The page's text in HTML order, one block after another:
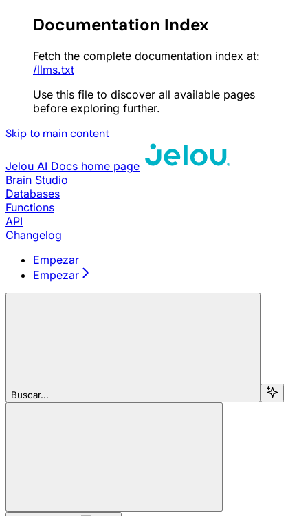
Documentation Index
Fetch the complete documentation index at:
/llms.txt
Use this file to discover all available pages
before exploring further.
Skip to main content
Jelou AI Docs home page
Brain Studio
Databases
Functions
API
Changelog
Empezar
Empezar
Buscar...